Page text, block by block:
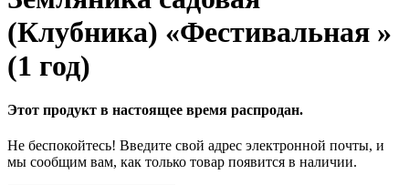
(Клубника) «Фестивальная »
(1 год)
Этот продукт в настоящее время распродан.
Не беспокойтесь! Введите свой адрес электронной почты, и
мы сообщим вам, как только товар появится в наличии.